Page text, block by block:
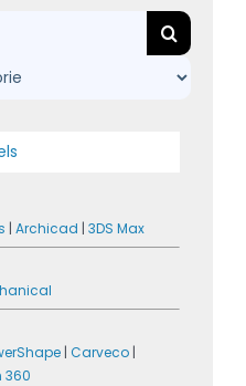
| Archicad | 3DS Max
| Carveco |
360